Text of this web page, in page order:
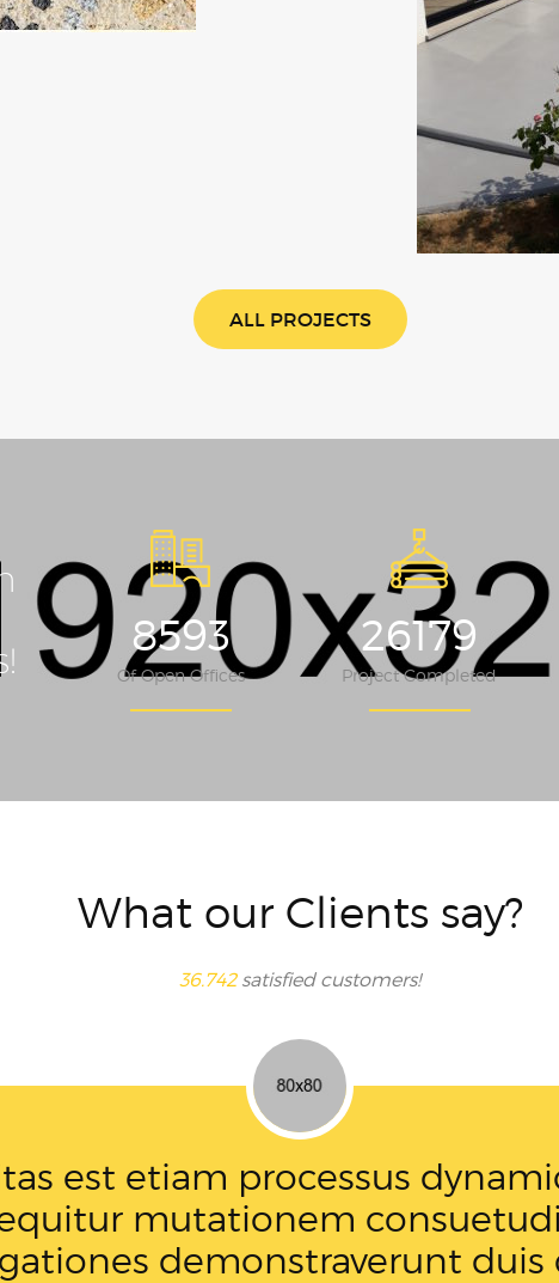
ALL PROJECTS
8593
Of Open Offices
26179
Project Completed
What our Clients say?
36.742satisfied customers!
ullamcorper vulputate euismod.
justo. Sed posuere dictum urna
Aliquam sit amet sodales